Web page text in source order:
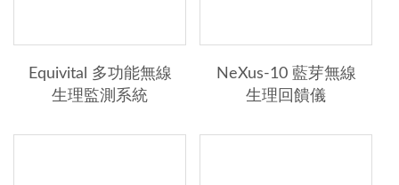
人體運動生理
腦波紀錄系統
腦神經研究系統
Equivital 多功能無線
生理監測系統
NeXus-10 藍芽無線
生理回饋儀